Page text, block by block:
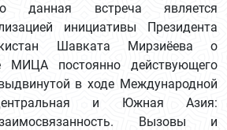
данная встреча является
инициативы Президента
Шавката Мирзиёева о
МИЦА постоянно действующего
в ходе Международной
и Южная Азия:
Вызовы и